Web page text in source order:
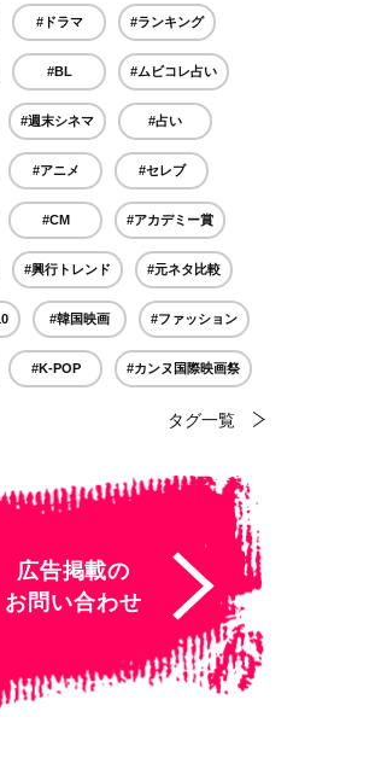
#ドラマ #ランキング
#BL #ムビコレ占い
#週末シネマ #占い
#アニメ #セレブ
#CM #アカデミー賞
#興行トレンド #元ネタ比較
#韓国映画 #ファッション
#K-POP #カンヌ国際映画祭
タグ一覧
広告掲載の
お問い合わせ